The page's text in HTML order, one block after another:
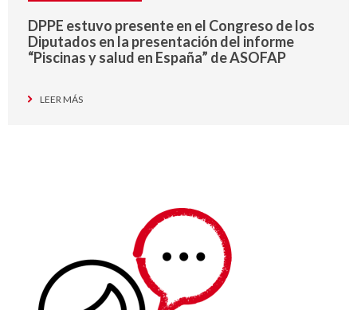
DPPE estuvo presente en el Congreso de los
Diputados en la presentación del informe
“Piscinas y salud en España” de ASOFAP
LEER MÁS